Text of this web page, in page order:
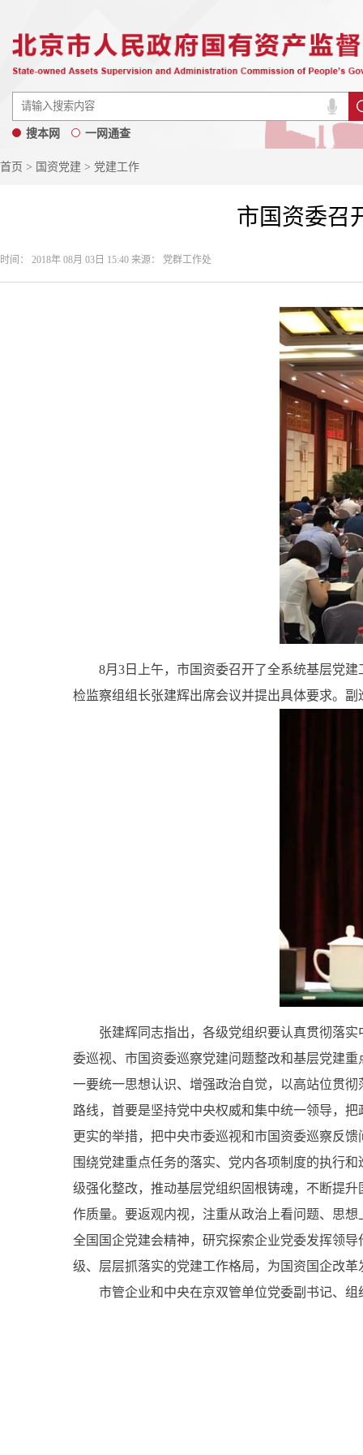
搜本网 一网通查
首页 > 国资党建 > 党建工作
市国资委召
时间： 2018年 08月 03日 15:40 来源： 党群工作处
8月3日上午，市国资委召开了全系统基层党建
检监察组组长张建辉出席会议并提出具体要求。
张建辉同志指出，各级党组织要认真贯彻落实
委巡视、市国资委巡察党建问题整改和基层党建
一要统一思想认识、增强政治自觉，以高站位贯
路线，首要是坚持党中央权威和集中统一领导，
更实的举措，把中央市委巡视和市国资委巡察反
围绕党建重点任务的落实、党内各项制度的执行
级强化整改，推动基层党组织固根铸魂，不断提
作质量。要返观内视，注重从政治上看问题、思
全国国企党建会精神，研究探索企业党委发挥领
级、层层抓落实的党建工作格局，为国资国企改革
市管企业和中央在京双管单位党委副书记、组